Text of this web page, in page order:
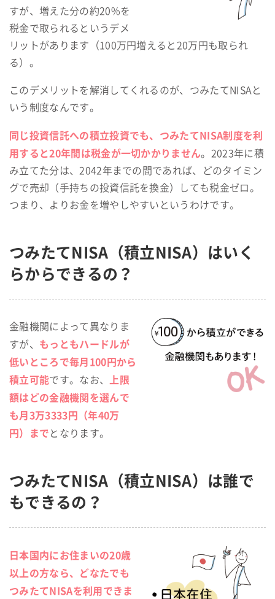
すが、増えた分の約20%を
税金で取られるというデメ
リットがあります（100万円増えると20万円も取られ
る）。
このデメリットを解消してくれるのが、つみたてNISAと
いう制度なんです。
同じ投資信託への積立投資でも、つみたてNISA制度を利
用すると20年間は税金が一切かかりません。2023年に積
み立てた分は、2042年までの間であれば、どのタイミン
グで売却（手持ちの投資信託を換金）しても税金ゼロ。
つまり、よりお金を増やしやすいというわけです。
つみたてNISA（積立NISA）はいく
らからできるの？
金融機関によって異なりま
すが、 もっともハードルが
低いところで毎月100円から
積立可能です。なお、 上限
額はどの金融機関を選んで
も月3万3333円（年40万
円）まで となります。
つみたてNISA（積立NISA）は誰で
もできるの？
日本国内にお住まいの20歳
以上の方なら、どなたでも
つみたてNISAを利用できま